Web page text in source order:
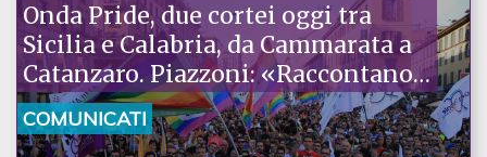
Onda Pride, due cortei oggi tra
Sicilia e Calabria, da Cammarata a
Catanzaro. Piazzoni: «Raccontano
la nostra ostinazione»
COMUNICATI